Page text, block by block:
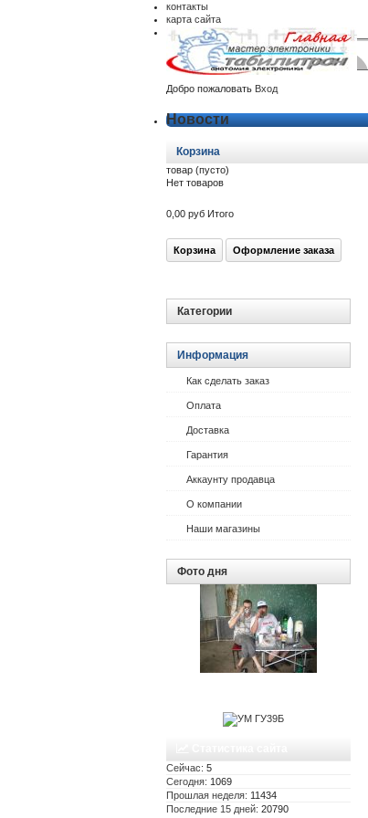
контакты
карта сайта
Добро пожаловать Вход
Новости
Корзина
товар (пусто)
Нет товаров
0,00 руб Итого
Корзина Оформление заказа
Категории
Информация
Как сделать заказ
Оплата
Доставка
Гарантия
Аккаунту продавца
О компании
Наши магазины
Фото дня
Сейчас: 5
Сегодня: 1069
Прошлая неделя: 11434
Последние 15 дней: 20790